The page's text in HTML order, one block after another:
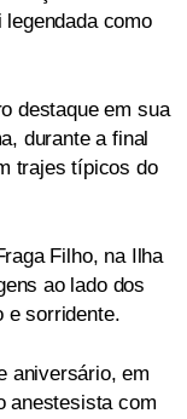
legendada como
destaque em sua
durante a final
trajes típicos do
Filho, na Ilha
ao lado dos
e sorridente.
aniversário, em
anestesista com